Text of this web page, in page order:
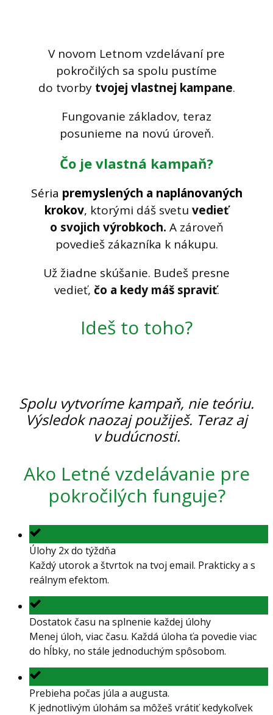
V novom Letnom vzdelávaní pre
pokročilých sa spolu pustíme
do tvorbytvojej vlastnej kampane.
Fungovanie základov, teraz
posunieme na novú úroveň.
Čo je vlastná kampaň?
Séria premyslených a naplánovaných
krokov, ktorými dáš svetu vedieť
o svojich výrobkoch. A zároveň
povedieš zákazníka k nákupu.
Už žiadne skúšanie. Budeš presne
vedieť, čo a kedy máš spraviť.
Ideš to toho?
Spolu vytvoríme kampaň, nie teóriu.
Výsledok naozaj použiješ. Teraz aj
v budúcnosti.
Ako Letné vzdelávanie pre
pokročilých funguje?
Úlohy 2x do týždňa
Každý utorok a štvrtok na tvoj email. Prakticky a s
reálnym efektom.
Dostatok času na splnenie každej úlohy
Menej úloh, viac času. Každá úloha ťa povedie viac
do hĺbky, no stále jednoduchým spôsobom.
Prebieha počas júla a augusta.
K jednotlivým úlohám sa môžeš vrátiť kedykoľvek